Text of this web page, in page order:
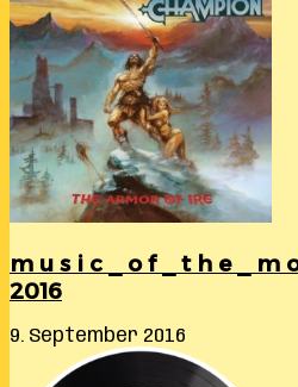
m u s i c _ o f _ t h e _ m
2016
9. September 2016